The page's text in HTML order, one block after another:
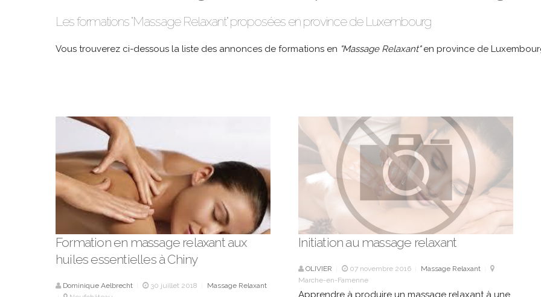
Les formations "Massage Relaxant" proposées en province de Luxembourg
Vous trouverez ci-dessous la liste des annonces de formations en "Massage Relaxant"en province de
Formation en massage relaxant aux
huiles essentielles à Chiny
Dominique Aelbrecht 30 juillet 2018 Massage Relaxant
Initiation au massage relaxant
OLIVIER 07 novembre 2016 Massage Relaxant
Marche-en-Famenne
Apprendre à produire un massage relaxant à une